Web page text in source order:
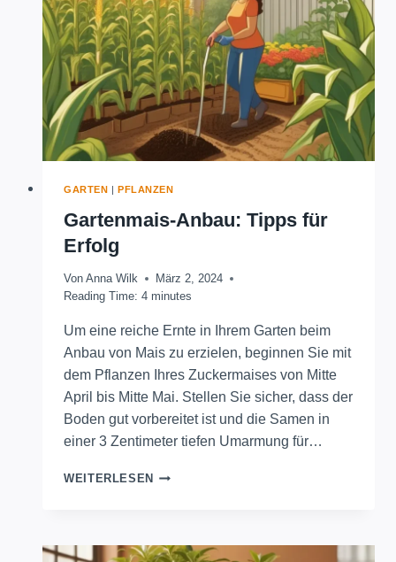
HAUSGÄRTNERNS
GARTEN PFLANZEN
Gartenmais-Anbau: Tipps für
Erfolg
Von Anna Wilk
März 2, 2024
Reading Time: 4 minutes
Um eine reiche Ernte in Ihrem Garten beim
Anbau von Mais zu erzielen, beginnen Sie mit
dem Pflanzen Ihres Zuckermaises von Mitte
April bis Mitte Mai. Stellen Sie sicher, dass der
Boden gut vorbereitet ist und die Samen in
einer 3 Zentimeter tiefen Umarmung für…
WEITERLESEN GARTENMAIS-
ERFOLG